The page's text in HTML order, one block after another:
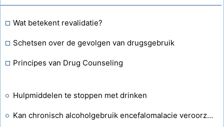
Wat betekent revalidatie?
Schetsen over de gevolgen van drugsgebruik
Principes van Drug Counseling
Hulpmiddelen te stoppen met drinken
Kan chronisch alcoholgebruik encefalomalacie veroorzaken?